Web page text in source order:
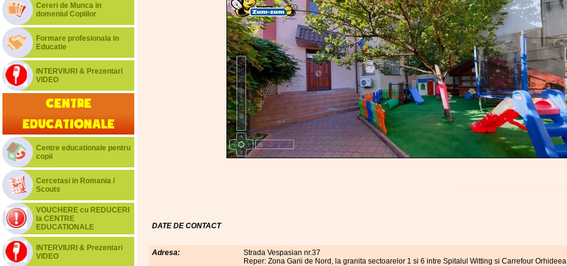
Cereri de Munca in
domeniul Copiilor
Formare profesionala in
Educatie
INTERVIURI & Prezentari
VIDEO
Centre
educationale
Centre educationale pentru
copii
Cercetasi in Romania /
Scouts
VOUCHERE cu REDUCERI
la CENTRE
EDUCATIONALE
INTERVIURI & Prezentari
VIDEO
DATE DE CONTACT
Adresa:
Strada Vespasian nr.37
Reper: Zona Garii de Nord, la granita sectoarelor 1 si 6 intre Spitalul Witting si Carrefour Orhideea